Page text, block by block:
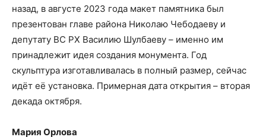
назад, в августе 2023 года макет памятника был
презентован главе района Николаю Чебодаеву и
депутату ВС РХ Василию Шулбаеву – именно им
принадлежит идея создания монумента. Год
скульптура изготавливалась в полный размер, сейчас
идёт её установка. Примерная дата открытия – вторая
декада октября.
Мария Орлова